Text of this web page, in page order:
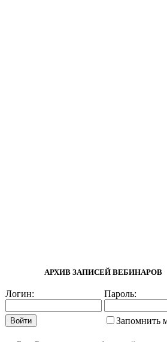
АРХИВ ЗАПИСЕЙ ВЕБИНАРОВ
Логин: Пароль:
Запомнить